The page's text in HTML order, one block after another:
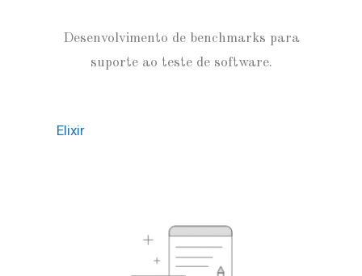
Desenvolvimento de benchmarks para
suporte ao teste de software.
Elixir